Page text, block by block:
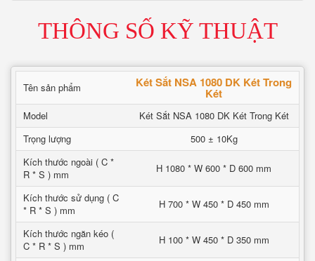
THÔNG SỐ KỸ THUẬT
Tên sản phẩm Két Sắt NSA 1080 DK Két Trong
Két
Model
Két Sắt NSA 1080 DK Két Trong Két
Trọng lượng
500 ± 10Kg
Kích thước ngoài ( C *
R * S ) mm
H 1080 * W 600 * D 600 mm
Kích thước sử dụng ( C
* R * S ) mm
H 700 * W 450 * D 450 mm
Kích thước ngăn kéo (
C * R * S ) mm
H 100 * W 450 * D 350 mm